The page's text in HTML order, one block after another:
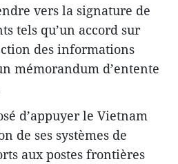
vers la signature de
tels qu’un accord sur
des informations
mémorandum d’entente
d’appuyer le Vietnam
de ses systèmes de
aux postes frontières